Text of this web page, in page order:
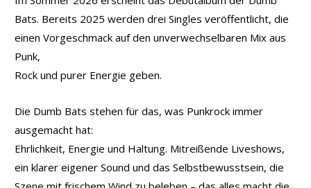
Bats. Bereits 2025 werden drei Singles veröffentlicht, die
einen Vorgeschmack auf den unverwechselbaren Mix aus
Punk,
Rock und purer Energie geben.
Die Dumb Bats stehen für das, was Punkrock immer
ausgemacht hat:
Ehrlichkeit, Energie und Haltung. Mitreißende Liveshows,
ein klarer eigener Sound und das Selbstbewusstsein, die